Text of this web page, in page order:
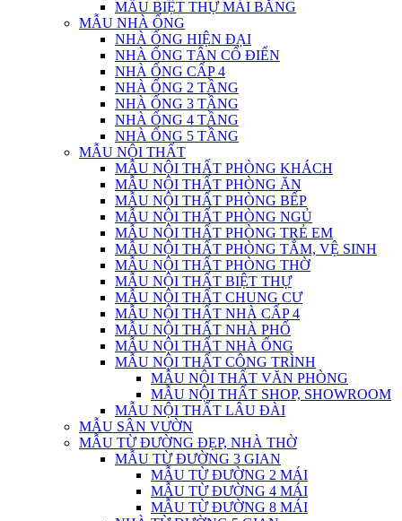
MẪU BIỆT THỰ MÁI BẰNG
MẪU NHÀ ỐNG
NHÀ ỐNG HIỆN ĐẠI
NHÀ ỐNG TÂN CỔ ĐIỂN
NHÀ ỐNG CẤP 4
NHÀ ỐNG 2 TẦNG
NHÀ ỐNG 3 TẦNG
NHÀ ỐNG 4 TẦNG
NHÀ ỐNG 5 TẦNG
MẪU NỘI THẤT
MẪU NỘI THẤT PHÒNG KHÁCH
MẪU NỘI THẤT PHÒNG ĂN
MẪU NỘI THẤT PHÒNG BẾP
MẪU NỘI THẤT PHÒNG NGỦ
MẪU NỘI THẤT PHÒNG TRẺ EM
MẪU NỘI THẤT PHÒNG TẮM, VỆ SINH
MẪU NỘI THẤT PHÒNG THỜ
MẪU NỘI THẤT BIỆT THỰ
MẪU NỘI THẤT CHUNG CƯ
MẪU NỘI THẤT NHÀ CẤP 4
MẪU NỘI THẤT NHÀ PHỐ
MẪU NỘI THẤT NHÀ ỐNG
MẪU NỘI THẤT CÔNG TRÌNH
MẪU NỘI THẤT VĂN PHÒNG
MẪU NỘI THẤT SHOP, SHOWROOM
MẪU NỘI THẤT LÂU ĐÀI
MẪU SÂN VƯỜN
MẪU TỪ ĐƯỜNG ĐẸP, NHÀ THỜ
MẪU TỪ ĐƯỜNG 3 GIAN
MẪU TỪ ĐƯỜNG 2 MÁI
MẪU TỪ ĐƯỜNG 4 MÁI
MẪU TỪ ĐƯỜNG 8 MÁI